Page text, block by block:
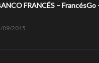
FRANCÉS – FrancésGo
09/2015